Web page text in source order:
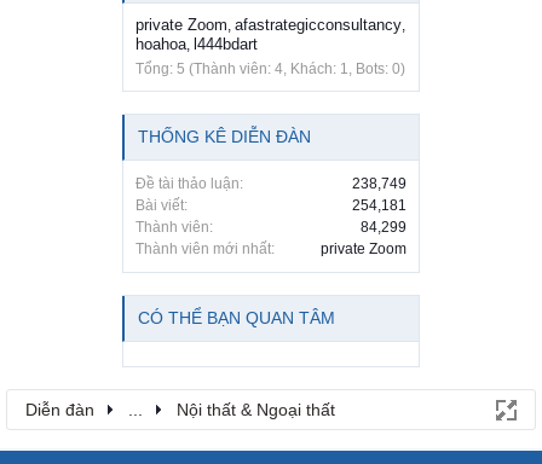
private Zoom afastrategicconsultancy
hoahoa l444bdart
Tổng: 5 (Thành viên: 4, Khách: 1, Bots: 0)
THỐNG KÊ DIỄN ĐÀN
Đề tài thảo luận:
238,749
Bài viết:
254,181
Thành viên:
84,299
Thành viên mới nhất:
private Zoom
CÓ THỂ BẠN QUAN TÂM
Diễn đàn Nội thất & Ngoại thất